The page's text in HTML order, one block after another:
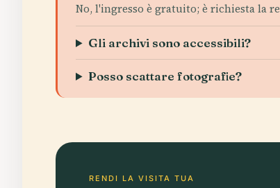
No, l'ingresso è gratuito; è richiesta la
Gli archivi sono accessibili?
Posso scattare fotografie?
RENDI LA VISITA TUA